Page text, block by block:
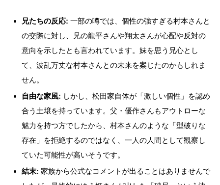
兄たちの反応: 一部の噂では、個性の強すぎる村本さんと
の交際に対し、兄の龍平さんや翔太さんが心配や反対の
意向を示したとも言われています。妹を思う兄心とし
て、波乱万丈な村本さんとの未来を案じたのかもしれま
せん。
自由な家風: しかし、松田家自体が「激しい個性」を認め
合う土壌を持っています。父・優作さんもアウトローな
魅力を持つ方でしたから、村本さんのような「型破りな
存在」を拒絶するのではなく、一人の人間として観察し
ていた可能性が高いそうです。
結末: 家族から公式なコメントが出ることはありませんで